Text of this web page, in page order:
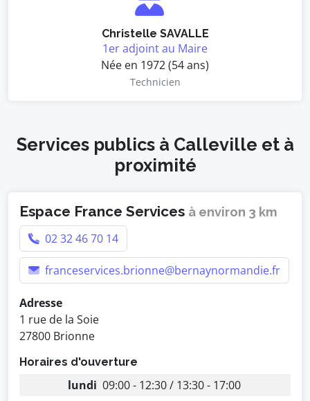
Christelle SAVALLE
1er adjoint au Maire
Née en 1972 (54 ans)
Technicien
Services publics à Calleville et à
proximité
Espace France Services à environ 3 km
02 32 46 70 14
franceservices.brionne@bernaynormandie.fr
Adresse
1 rue de la Soie
27800 Brionne
Horaires d'ouverture
lundi 09:00 - 12:30 / 13:30 - 17:00